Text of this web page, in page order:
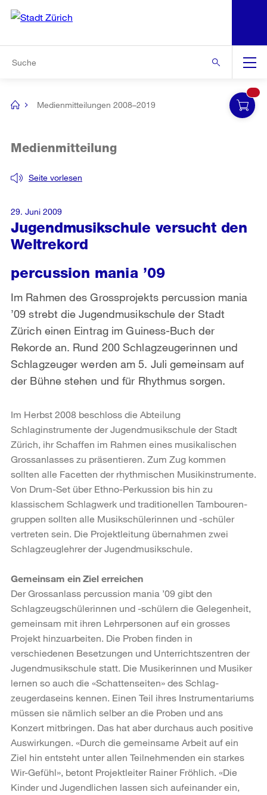
Navigation
[no
Medienmitteilungen 2008–2019
Jugendmusikschule versucht den
Weltrekord
Seite vorlesen
Medienmitteilung
percussion mania ’09
Im Rahmen des Grossprojekts percussion mania
’09 strebt die Jugendmusikschule der Stadt
Zürich einen Eintrag im Guiness-Buch der
Rekorde an. Rund 200 Schlagzeugerinnen und
Schlagzeuger werden am 5. Juli gemeinsam auf
der Bühne stehen und für Rhythmus sorgen.
29. Juni 2009
Im Herbst 2008 beschloss die Abteilung
Schlaginstrumente der Jugendmusikschule der Stadt
Zürich, ihr Schaffen im Rahmen eines musikalischen
Grossanlasses zu präsentieren. Zum Zug kommen
sollten alle Facetten der rhythmischen Musikinstrumente.
Von Drum-Set über Ethno-Perkussion bis hin zu
klassischem Schlagwerk und traditionellen Tambouren­
gruppen sollten alle Musikschülerinnen und -schüler
vertreten sein. Die Projektleitung übernahmen zwei
Schlagzeuglehrer der Jugendmusikschule.
Gemeinsam ein Ziel erreichen
Der Grossanlass percussion mania ’09 gibt den
Schlagzeugschülerinnen und -schülern die Gelegenheit,
gemeinsam mit ihren Lehrpersonen auf ein grosses
Projekt hinzuarbeiten. Die Proben finden in
verschiedenen Besetzungen und Unterrichtszentren der
Jugendmusikschule statt. Die Musikerinnen und Musiker
lernen so auch die «Schattenseiten» des Schlag-
zeugerdaseins kennen. Einen Teil ihres Instrumentariums
müssen sie nämlich selber an die Proben und ans
Konzert mitbringen. Das hat aber durchaus auch positive
Auswirkungen. «Durch die gemeinsame Arbeit auf ein
Ziel hin entsteht unter allen Teilnehmenden ein starkes
Wir-Gefühl», betont Projektleiter Rainer Fröhlich. «Die
Kinder und Jugendlichen lassen sich aufeinander ein,